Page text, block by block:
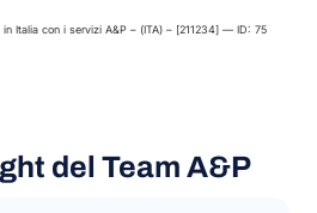
in Italia con i servizi A&P – (ITA) – [211234] — ID: 75
del Team A&P